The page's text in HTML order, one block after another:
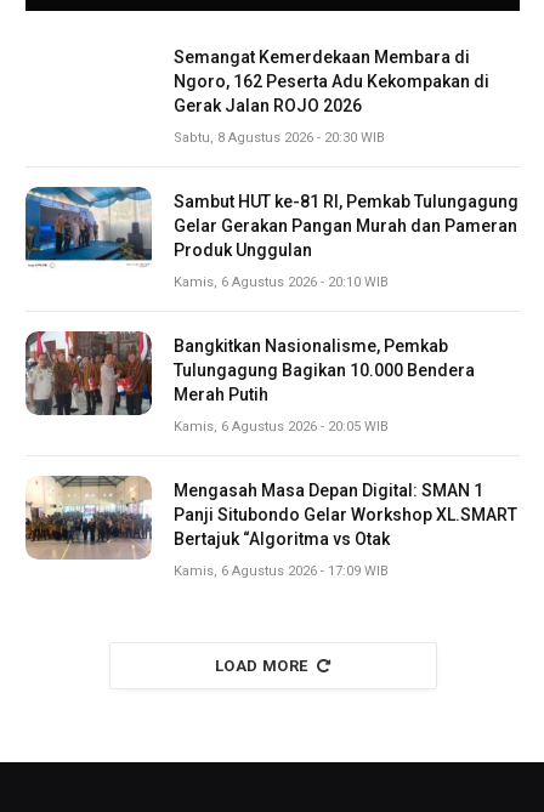
Semangat Kemerdekaan Membara di
Ngoro, 162 Peserta Adu Kekompakan di
Gerak Jalan ROJO 2026
Sabtu, 8 Agustus 2026 - 20:30 WIB
Sambut HUT ke-81 RI, Pemkab Tulungagung
Gelar Gerakan Pangan Murah dan Pameran
Produk Unggulan
Kamis, 6 Agustus 2026 - 20:10 WIB
Bangkitkan Nasionalisme, Pemkab
Tulungagung Bagikan 10.000 Bendera
Merah Putih
Kamis, 6 Agustus 2026 - 20:05 WIB
Mengasah Masa Depan Digital: SMAN 1
Panji Situbondo Gelar Workshop XL.SMART
Bertajuk “Algoritma vs Otak
Kamis, 6 Agustus 2026 - 17:09 WIB
LOAD MORE